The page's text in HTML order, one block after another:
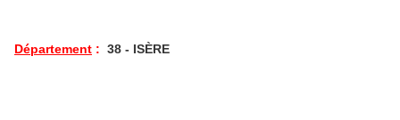
Département : 38 - ISÈRE